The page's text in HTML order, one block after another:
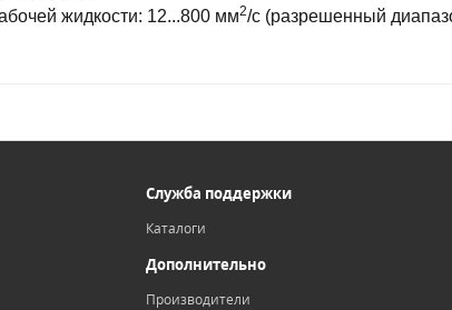
жидкости: 12...800 мм2/с (разрешенный
Служба поддержки
Каталоги
Дополнительно
Производители